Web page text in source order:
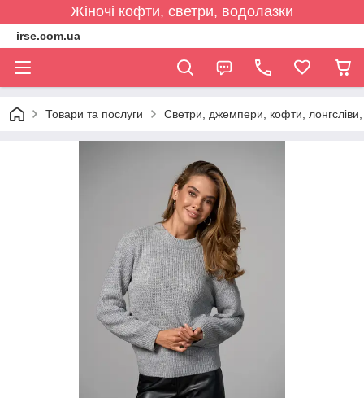
Жіночі кофти, светри, водолазки
irse.com.ua
Товари та послуги Светри, джемпери, кофти, лонгсліви,